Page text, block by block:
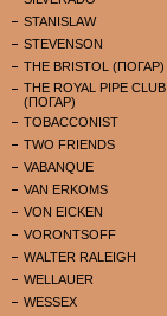
STANISLAW
STEVENSON
THE BRISTOL (ПОГАР)
THE ROYAL PIPE CLUB
(ПОГАР)
TOBACCONIST
TWO FRIENDS
VABANQUE
VAN ERKOMS
VON EICKEN
VORONTSOFF
WALTER RALEIGH
WELLAUER
WESSEX